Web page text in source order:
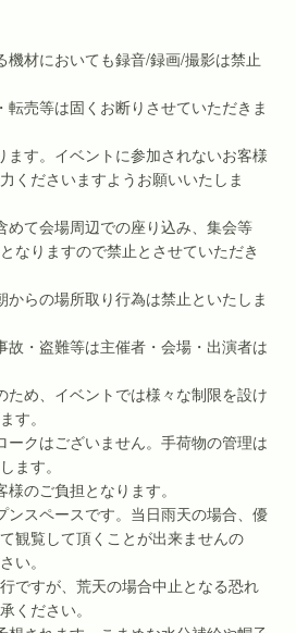
機材においても録音/録画/撮影は禁止
売等は固くお断りさせていただきま
ます。イベントに参加されないお客様
くださいますようお願いいたしま
めて会場周辺での座り込み、集会等
なりますので禁止とさせていただき
らの場所取り行為は禁止といたしま
故・盗難等は主催者・会場・出演者は
ため、イベントでは様々な制限を設け
す。
ークはございません。手荷物の管理は
ます。
のご負担となります。
ンスペースです。当日雨天の場合、優
観覧して頂くことが出来ませんの
い。
ですが、荒天の場合中止となる恐れ
ください。